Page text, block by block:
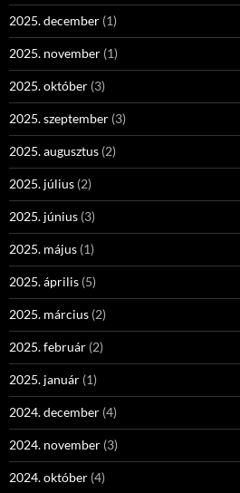
2025. december (1)
2025. november (1)
2025. október (3)
2025. szeptember (3)
2025. augusztus (2)
2025. július (2)
2025. június (3)
2025. május (1)
2025. április (5)
2025. március (2)
2025. február (2)
2025. január (1)
2024. december (4)
2024. november (3)
2024. október (4)